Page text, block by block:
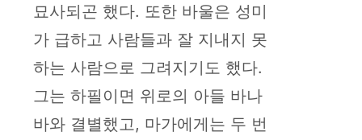
묘사되곤 했다. 또한 바울은 성미
가 급하고 사람들과 잘 지내지 못
하는 사람으로 그려지기도 했다.
그는 하필이면 위로의 아들 바나
바와 결별했고, 마가에게는 두 번